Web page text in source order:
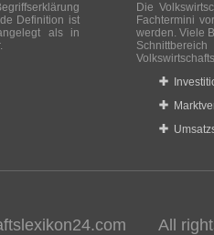
Definition ist
als in
Die
Fachtermini
werden. Viele
All